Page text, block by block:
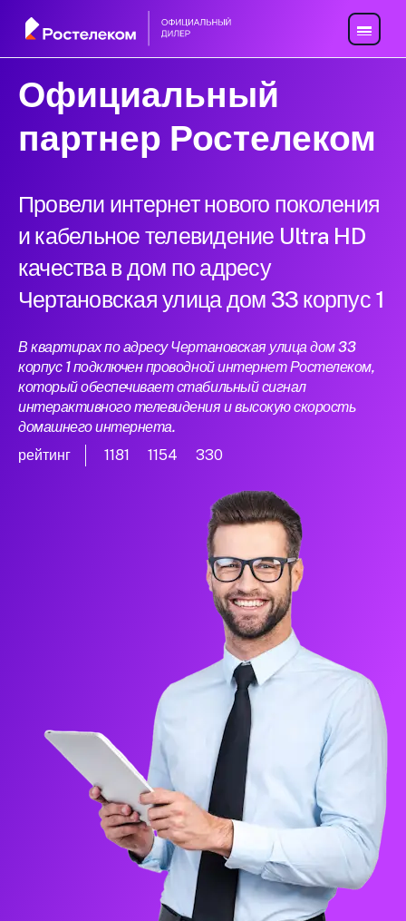
Официальный
партнер Ростелеком
Провели интернет нового поколения
и кабельное телевидение Ultra HD
качества в дом по адресу
Чертановская улица дом 33 корпус 1
В квартирах по адресу Чертановская улица дом 33
корпус 1 подключен проводной интернет Ростелеком,
который обеспечивает стабильный сигнал
интерактивного телевидения и высокую скорость
домашнего интернета.
рейтинг
1181 1154 330